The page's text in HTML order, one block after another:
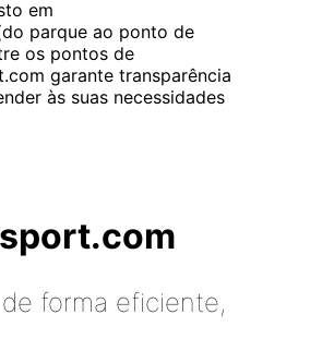
em
parque ao ponto de
os pontos de
garante transparência
às suas necessidades
forma eficiente,